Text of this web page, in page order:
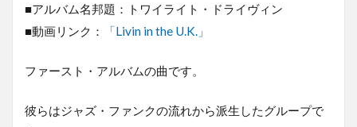
■アルバム名邦題：トワイライト・ドライヴィン
■動画リンク：
「Livin in the U.K.」
ファースト・アルバムの曲です。
彼らはジャズ・ファンクの流れから派生したグループで